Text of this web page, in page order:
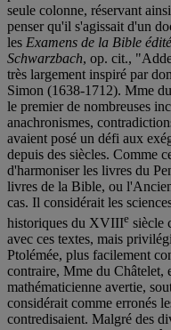
seule colonne, réservant
penser qu'il s'agissait d'un
les Examens de la Bible
Schwarzbach, op. cit.,
très largement inspiré par
Simon (1638-1712). Mme
le premier de nombreuses
anachronismes,
avaient posé un défi aux
depuis des siècles. Comme
d'harmoniser les livres du
livres de la Bible, ou
cas. Il considérait les
historiques du XVIIIe siècle
avec ces textes, mais
Ptolémée, plus facilement
contraire, Mme du Châtelet,
mathématicienne avertie,
considérait comme erronés
contredisaient. Malgré des